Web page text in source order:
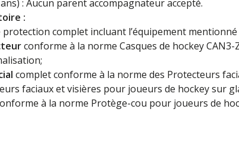
profile.php?id=100053519367094
: Aucun parent accompagnateur accepté.
:
complet incluant l’équipement mentionné
conforme à la norme Casques de hockey
complet conforme à la norme des Protecteurs
faciaux et visières pour joueurs de hockey sur
à la norme Protège-cou pour joueurs de